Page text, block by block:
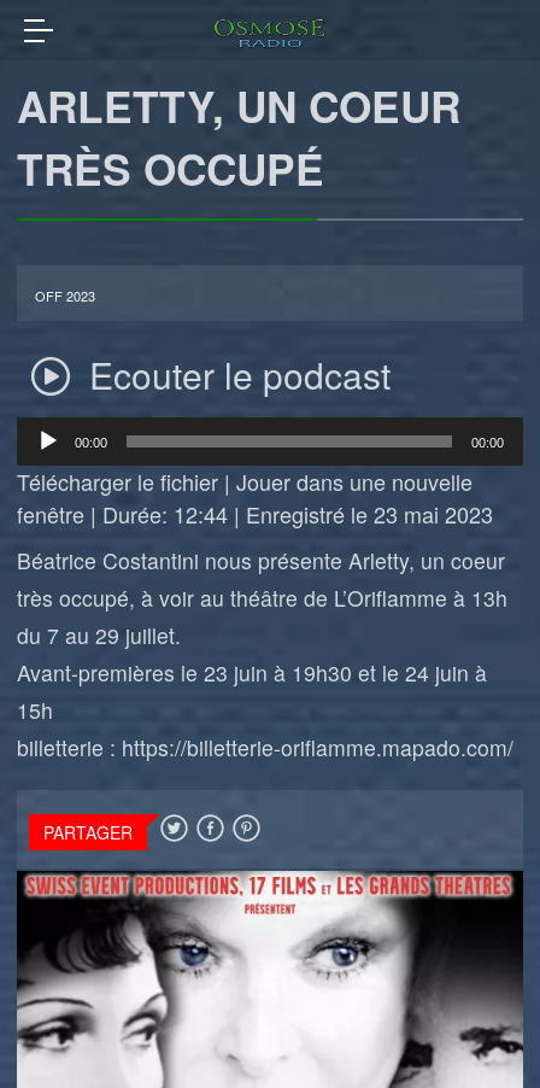
ARLETTY, UN COEUR
TRÈS OCCUPÉ
OFF 2023
Ecouter le podcast
Lecteur
audio
00:00 00:00
Télécharger le fichier |Jouer dans une nouvelle
fenêtre | Durée: 12:44 | Enregistré le 23 mai 2023
Béatrice Costantini nous présente Arletty, un coeur
très occupé, à voir au théâtre de L’Oriflamme à 13h
du 7 au 29 juillet.
Avant-premières le 23 juin à 19h30 et le 24 juin à
15h
billetterie : https://billetterie-oriflamme.mapado.com/
PARTAGER